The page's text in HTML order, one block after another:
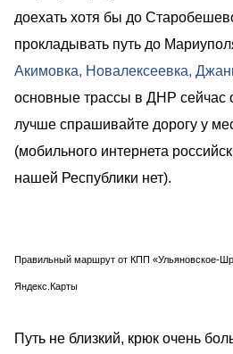
доехать хотя бы до
прокладывать путь до
Акимовка, Новалексеевка,
основные трассы в ДНР сейчас
лучше спрашивайте дорогу у
(мобильного интернета
нашей Республики нет).
Правильный маршрут от КПП «Ульяновское-
Яндекс.Карты
Путь не близкий, крюк очень